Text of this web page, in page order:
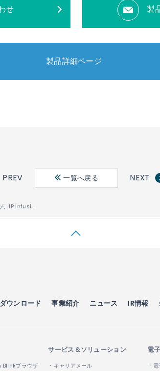
せ 製
製品詳細ページ
PREV 一覧へ戻る NEXT
オーストリアのRiepert IＴが、IP InfusionおよびEPS Globalの支援により、ネットワークをアップデート
ウンロード 事業紹介 ニュース IR情報
Blinkブラウザ
サービス＆ソリューション
・キャリアメール
電
・